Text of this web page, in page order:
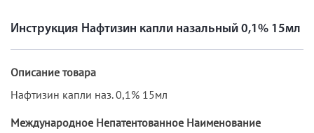
Инструкция Нафтизин капли назальный 0,1% 15мл
Описание товара
Нафтизин капли наз. 0,1% 15мл
Международное Непатентованное Наименование